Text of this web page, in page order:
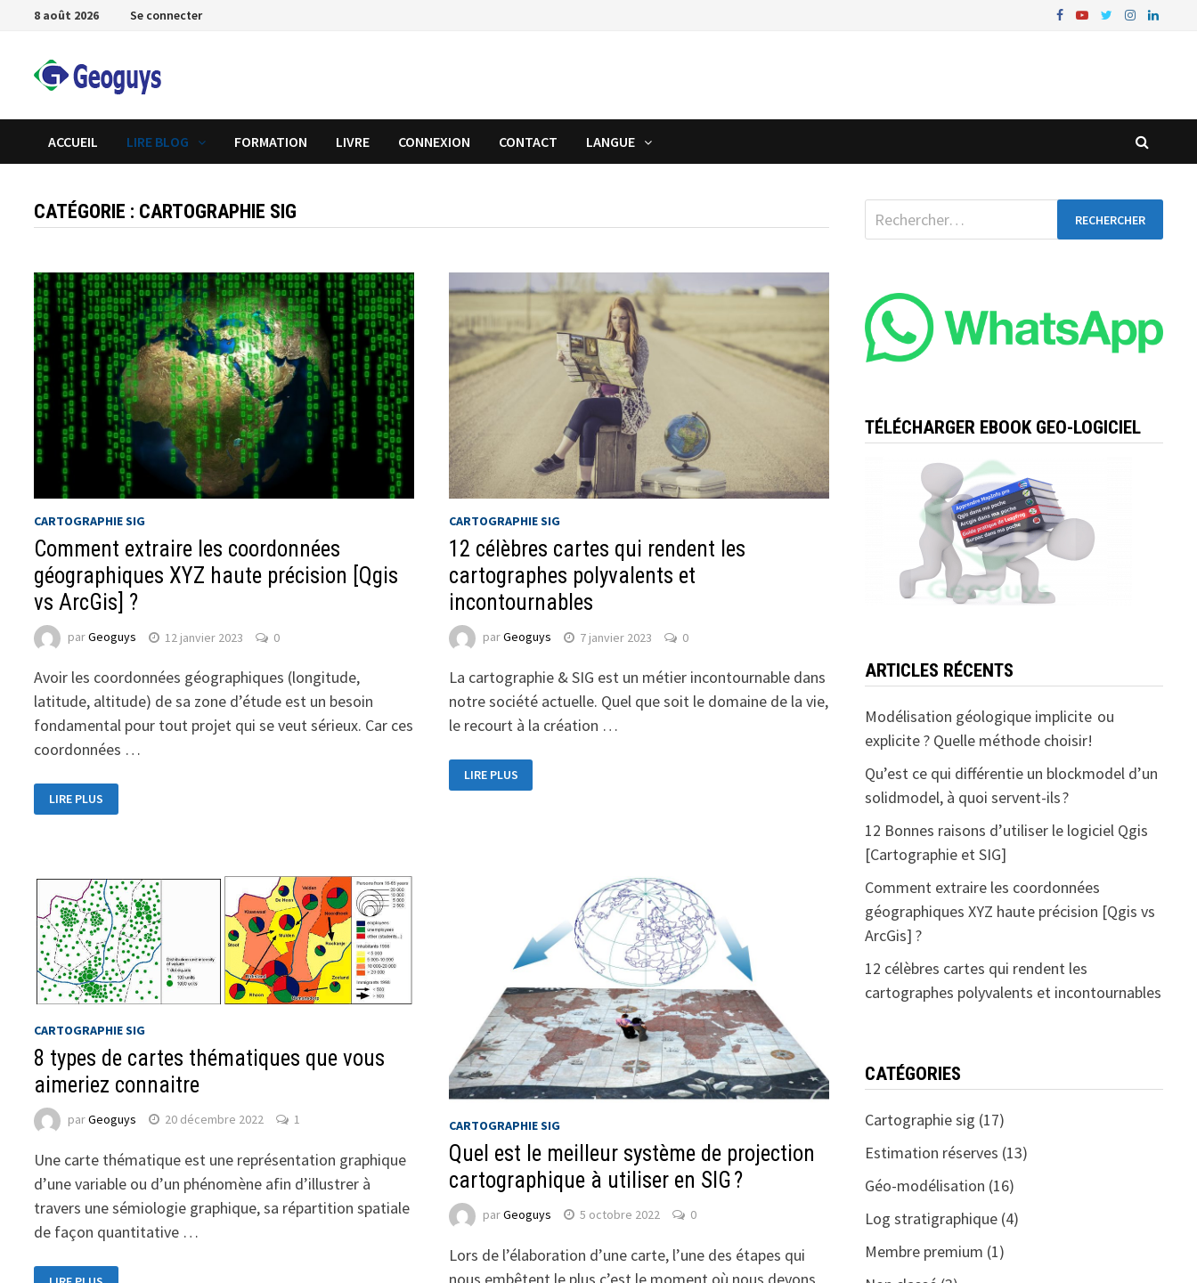
Passer
contenu
8 août 2026 Se connecter
ACCUEIL LIRE BLOG FORMATION LIVRE CONNEXION CONTACT LANGUE
CATÉGORIE : CARTOGRAPHIE SIG
CARTOGRAPHIE SIG
Comment extraire les coordonnées
géographiques XYZ haute précision [Qgis
vs ArcGis] ?
parGeoguys 12 janvier 2023 0
Avoir les coordonnées géographiques (longitude,
latitude, altitude) de sa zone d’étude est un besoin
fondamental pour tout projet qui se veut sérieux. Car ces
coordonnées …
LIRE PLUS
CARTOGRAPHIE SIG
12 célèbres cartes qui rendent les
cartographes polyvalents et
incontournables
parGeoguys 7 janvier 2023 0
La cartographie & SIG est un métier incontournable dans
notre société actuelle. Quel que soit le domaine de la vie,
le recourt à la création …
LIRE PLUS
CARTOGRAPHIE SIG
8 types de cartes thématiques que vous
aimeriez connaitre
parGeoguys 20 décembre 2022 1
Une carte thématique est une représentation graphique
d’une variable ou d’un phénomène afin d’illustrer à
travers une sémiologie graphique, sa répartition spatiale
de façon quantitative …
CARTOGRAPHIE SIG
Quel est le meilleur système de projection
cartographique à utiliser en SIG ?
parGeoguys 5 octobre 2022 0
Lors de l’élaboration d’une carte, l’une des étapes qui
nous embêtent le plus c’est le moment où nous devons
Rechercher :
TÉLÉCHARGER EBOOK GEO-LOGICIEL
ARTICLES RÉCENTS
Modélisation géologique implicite ou
explicite ? Quelle méthode choisir!
Qu’est ce qui différentie un blockmodel d’un
solidmodel, à quoi servent-ils ?
12 Bonnes raisons d’utiliser le logiciel Qgis
[Cartographie et SIG]
Comment extraire les coordonnées
géographiques XYZ haute précision [Qgis vs
ArcGis] ?
12 célèbres cartes qui rendent les
cartographes polyvalents et incontournables
CATÉGORIES
Cartographie sig (17)
Estimation réserves (13)
Géo-modélisation (16)
Log stratigraphique(4)
Membre premium (1)